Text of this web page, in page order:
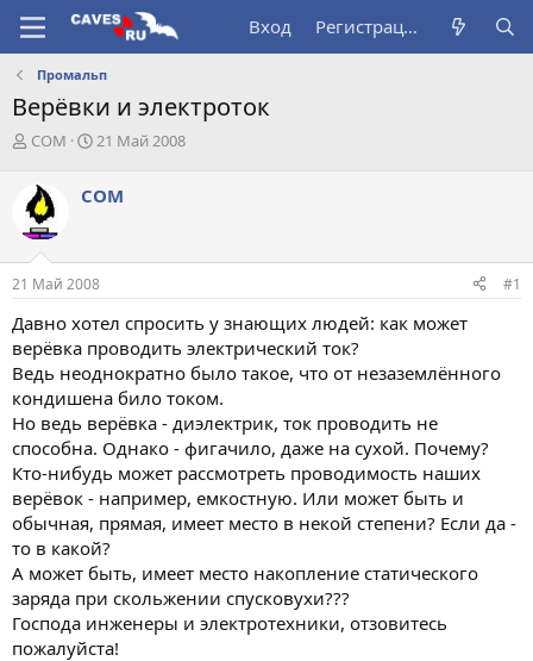
Вход Регистрация
Промальп
Верёвки и электроток
А
т
о
р
т
е
м
COM
Д
а
ч
а
а
21 Май 2008
COM
21 Май 2008 #1
Давно хотел спросить у знающих людей: как может
верёвка проводить электрический ток?
Ведь неоднократно было такое, что от незаземлённого
кондишена било током.
Но ведь верёвка - диэлектрик, ток проводить не
способна. Однако - фигачило, даже на сухой. Почему?
Кто-нибудь может рассмотреть проводимость наших
верёвок - например, емкостную. Или может быть и
обычная, прямая, имеет место в некой степени? Если да -
то в какой?
А может быть, имеет место накопление статического
заряда при скольжении спусковухи???
Господа инженеры и электротехники, отзовитесь
пожалуйста!